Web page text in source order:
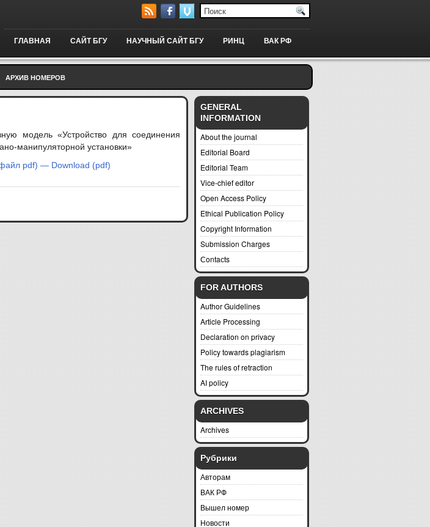
ГЛАВНАЯ САЙТ БГУ НАУЧНЫЙ САЙТ БГУ РИНЦ ВАК РФ
АРХИВ НОМЕРОВ
модель «Устройство для соединения
манипуляторной установки»
pdf) — Download (pdf)
GENERAL
INFORMATION
About the journal
Editorial Board
Editorial Team
Vice-chief editor
Open Access Policy
Ethical Publication Policy
Copyright Information
Submission Charges
Сontaсts
FOR AUTHORS
Author Guidelines
Article Processing
Declaration on privacy
Policy towards plagiarism
The rules of retraction
AI policy
ARCHIVES
Archives
Рубрики
Авторам
ВАК РФ
Вышел номер
Новости